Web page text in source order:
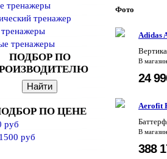
тренажеры
тренажер
тренажеры
ПОДБОР ПО
ПО ЦЕНЕ
руб
руб
Фото
Adidas
В
24
Aerofit
В
388